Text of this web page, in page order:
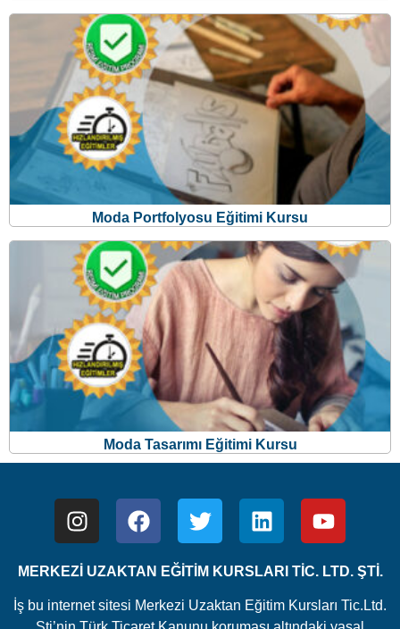
Moda Portfolyosu Eğitimi Kursu
Moda Tasarımı Eğitimi Kursu
MERKEZİ UZAKTAN EĞİTİM KURSLARI TİC. LTD. ŞTİ.
İş bu internet sitesi Merkezi Uzaktan Eğitim Kursları Tic.Ltd.